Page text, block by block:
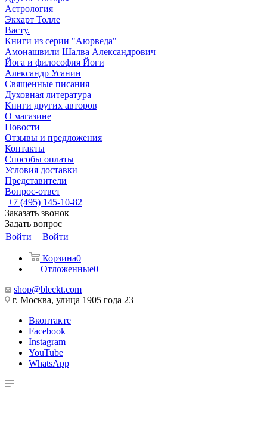
Астрология
Экхарт Толле
Васту.
Книги из серии "Аюрведа"
Амонашвили Шалва Александрович
Йога и философия Йоги
Александр Усанин
Священные писания
Духовная литература
Книги других авторов
О магазине
Новости
Отзывы и предложения
Контакты
Способы оплаты
Условия доставки
Представители
Вопрос-ответ
+7 (495) 145-10-82
Заказать звонок
Задать вопрос
Войти
Войти
Корзина0
Отложенные0
shop@bleckt.com
г. Москва, улица 1905 года 23
Вконтакте
Facebook
Instagram
YouTube
WhatsApp